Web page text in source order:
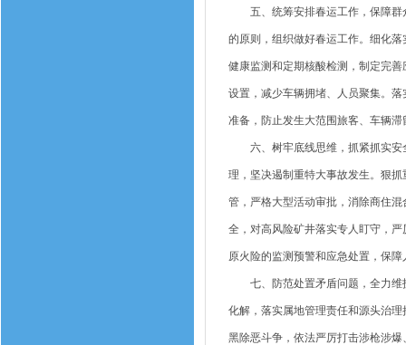
五、统筹安排春运工作，保障群
的原则，组织做好春运工作。细化
健康监测和定期核酸检测，制定完
设置，减少车辆拥堵、人员聚集。
准备，防止发生大范围旅客、车辆
六、树牢底线思维，抓紧抓实安
理，坚决遏制重特大事故发生。狠
管，严格大型活动审批，消除商住
全，对高风险矿井落实专人盯守，
原火险的监测预警和应急处置，保
七、防范处置矛盾问题，全力维
化解，落实属地管理责任和源头治
黑除恶斗争，依法严厉打击涉枪涉爆